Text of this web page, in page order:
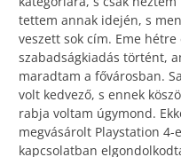
tettem annak idején, s
veszett sok cím. Eme
szabadságkiadás történt,
maradtam a fővárosban.
volt kedvező, s ennek
rabja voltam úgymond.
megvásárolt Playstation 4-
kapcsolatban